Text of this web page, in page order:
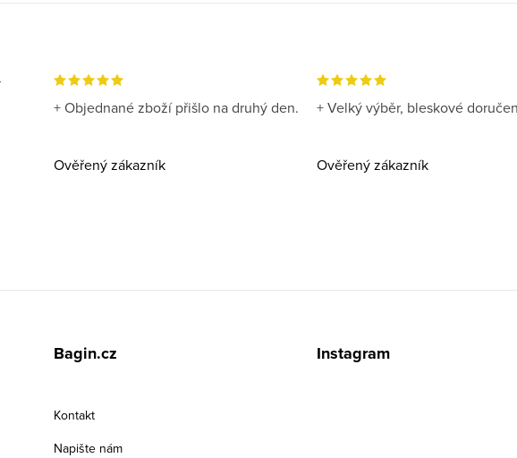
+ Objednané zboží přišlo na druhý den.
Ověřený zákazník
+ Velký výběr, bleskové
Ověřený zákazník
Bagin.cz
Kontakt
Napište nám
Instagram